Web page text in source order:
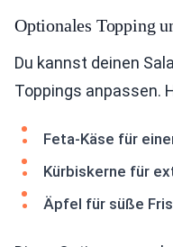
Optionales Topping
Du kannst deinen
Toppings anpassen.
Feta-Käse für
Kürbiskerne für
Äpfel für süße